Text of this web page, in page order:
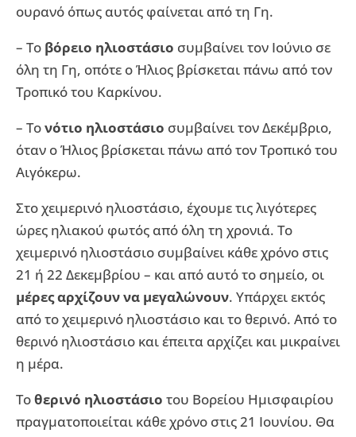
ουρανό όπως αυτός φαίνεται από τη Γη.
– Το βόρειο ηλιοστάσιο συμβαίνει τον Ιούνιο σε
όλη τη Γη, οπότε ο Ήλιος βρίσκεται πάνω από τον
Τροπικό του Καρκίνου.
– Τονότιο ηλιοστάσιο συμβαίνει τον Δεκέμβριο,
όταν ο Ήλιος βρίσκεται πάνω από τον Τροπικό του
Αιγόκερω.
Στο χειμερινό ηλιοστάσιο, έχουμε τις λιγότερες
ώρες ηλιακού φωτός από όλη τη χρονιά. Το
χειμερινό ηλιοστάσιο συμβαίνει κάθε χρόνο στις
21 ή 22 Δεκεμβρίου – και από αυτό το σημείο, οι
μέρες αρχίζουν να μεγαλώνουν. Υπάρχει εκτός
από το χειμερινό ηλιοστάσιο και το θερινό. Από το
θερινό ηλιοστάσιο και έπειτα αρχίζει και μικραίνει
η μέρα.
Τοθερινό ηλιοστάσιο του Βορείου Ημισφαιρίου
πραγματοποιείται κάθε χρόνο στις 21 Ιουνίου. Θα